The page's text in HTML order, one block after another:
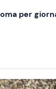
per